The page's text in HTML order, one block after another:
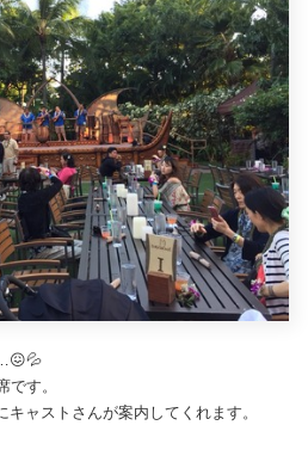
す。
ャストさんが案内してくれます。